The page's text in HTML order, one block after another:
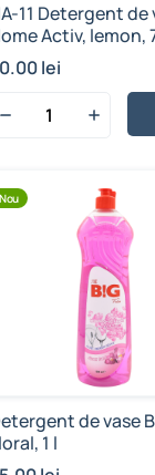
11 Detergent de
Activ, lemon,
12 buc)
lei
Nou
de vase
1 l